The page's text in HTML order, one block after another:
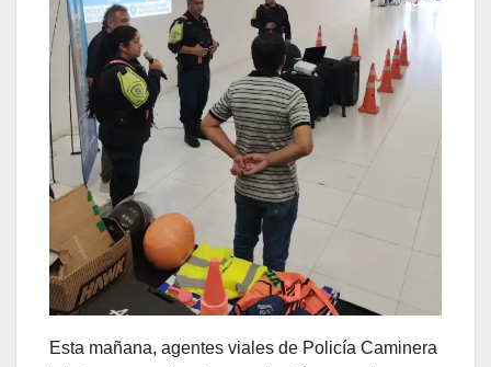
Esta mañana, agentes viales de Policía Caminera